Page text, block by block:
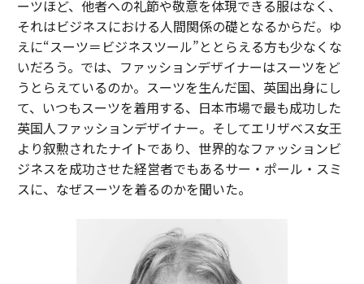
ーツほど、他者への礼節や敬意を体現できる服はなく、
それはビジネスにおける人間関係の礎となるからだ。ゆ
えに“スーツ＝ビジネスツール”ととらえる方も少なくな
いだろう。では、ファッションデザイナーはスーツをど
うとらえているのか。スーツを生んだ国、英国出身にし
て、いつもスーツを着用する、日本市場で最も成功した
英国人ファッションデザイナー。そしてエリザベス女王
より叙勲されたナイトであり、世界的なファッションビ
ジネスを成功させた経営者でもあるサー・ポール・スミ
スに、なぜスーツを着るのかを聞いた。